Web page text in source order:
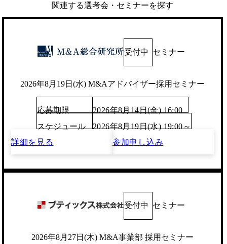
関連する選考会・セミナーを探す
受付中 セミナー
2026年8月19日(水) M&Aアドバイザー採用セミナー
応募期限
2026年8月14日(金) 16:00
スケジュール
2026年8月19日(水) 19:00～
詳細を見る
参加申し込み
受付中 セミナー
2026年8月27日(木) M&A事業部 採用セミナー